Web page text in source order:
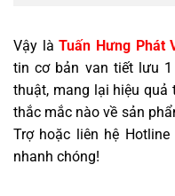
Vậy làTuấn Hưng Phát
tin cơ bản van tiết lưu
thuật, mang lại hiệu
thắc mắc nào về sản
Trợ hoặc liên hệ
nhanh chóng!